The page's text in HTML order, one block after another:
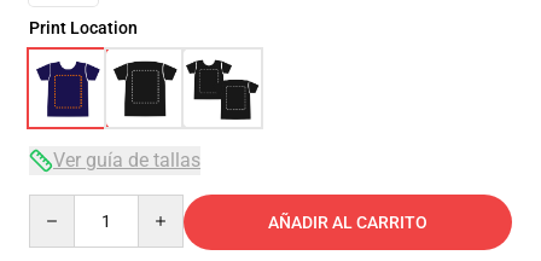
Print Location
Ver guía de tallas
AÑADIR AL CARRITO